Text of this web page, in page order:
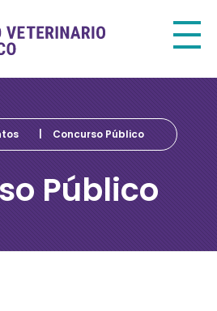
Concurso Público
Público